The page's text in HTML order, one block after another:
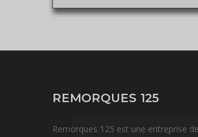
REMORQUES 125
Remorques 125 est une entreprise de